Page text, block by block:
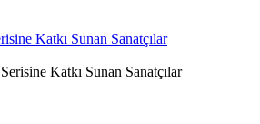
Katkı Sunan Sanatçılar